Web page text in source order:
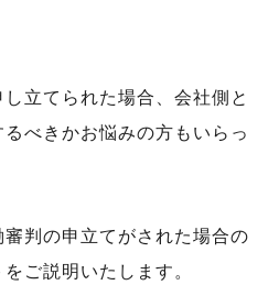
立てられた場合、会社側と
べきかお悩みの方もいらっ
判の申立てがされた場合の
ご説明いたします。